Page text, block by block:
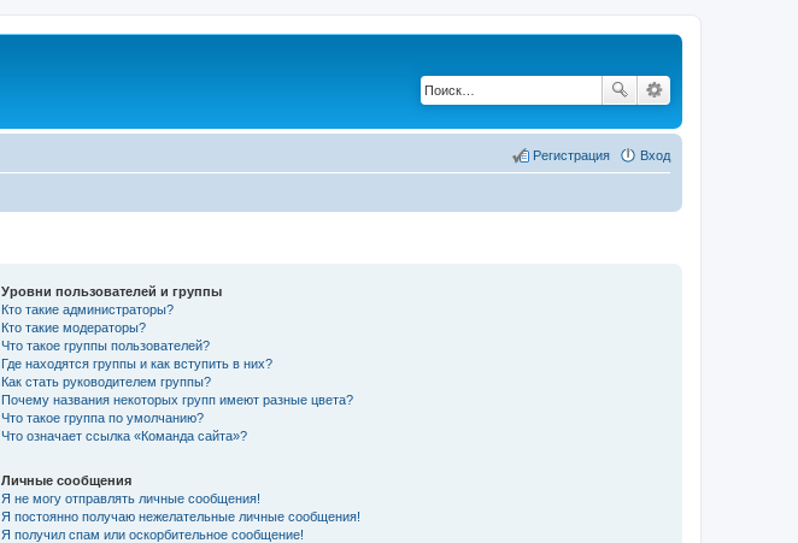
Вход
Регистрация
Уровни пользователей и группы
Кто такие администраторы?
Кто такие модераторы?
Что такое группы пользователей?
Где находятся группы и как вступить в них?
Как стать руководителем группы?
Почему названия некоторых групп имеют разные цвета?
Что такое группа по умолчанию?
Что означает ссылка «Команда сайта»?
Личные сообщения
Я не могу отправлять личные сообщения!
Я постоянно получаю нежелательные личные сообщения!
Я получил спам или оскорбительное сообщение!